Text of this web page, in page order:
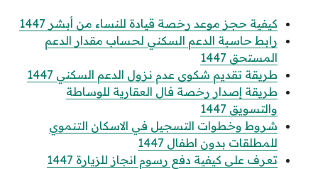
كيفية حجز موعد رخصة قيادة للنساء من أبشر 1447
رابط حاسبة الدعم السكني لحساب مقدار الدعم
المستحق 1447
طريقة تقديم شكوى عدم نزول الدعم السكني 1447
طريقة إصدار رخصة فال العقارية للوساطة
والتسويق 1447
شروط وخطوات التسجيل في الاسكان التنموي
للمطلقات بدون اطفال 1447
تعرف على كيفية دفع رسوم انجاز للزيارة 1447